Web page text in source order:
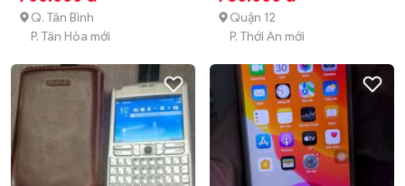
Q. Tân Bình
P. Tân Hòa mới
Quận 12
P. Thới An mới